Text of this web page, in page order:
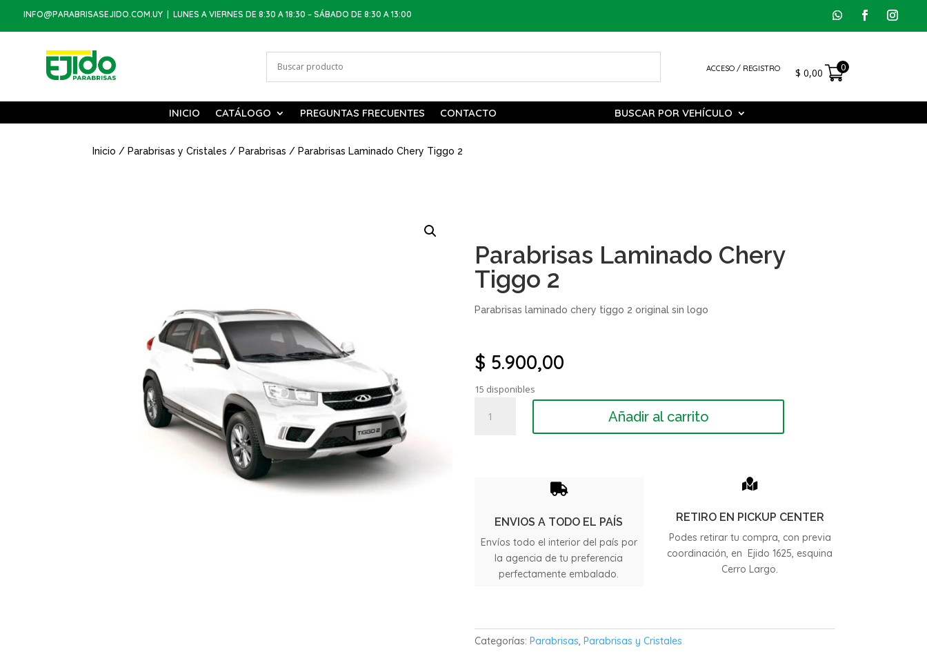
INFO@PARABRISASEJIDO.COM.UY| LUNES A VIERNES DE 8:30 A 18:30 – SÁBADO DE 8:30 A 13:00
ACCESO / REGISTRO $ 0,00 0
INICIO CATÁLOGO PREGUNTAS FRECUENTES CONTACTO BUSCAR POR VEHÍCULO
Inicio / Parabrisas y Cristales / Parabrisas / Parabrisas Laminado Chery Tiggo 2
Parabrisas Laminado Chery
Tiggo 2
Parabrisas laminado chery tiggo 2 original sin logo
$ 5.900,00
15 disponibles
Laminado
Añadir al carrito

ENVIOS A TODO EL PAÍS
Envíos todo el interior del país por
la agencia de tu preferencia
perfectamente embalado.

RETIRO EN PICKUP CENTER
Podes retirar tu compra, con previa
coordinación, en Ejido 1625, esquina
Cerro Largo.
Categorías:Parabrisas,Parabrisas y Cristales